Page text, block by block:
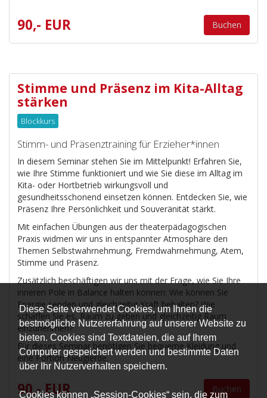
Diese Seite verwendet Cookies, um Ihnen die
bestmögliche Nutzererfahrung auf unserer Website zu
bieten. Cookies sind Textdateien, die auf Ihrem
Computer gespeichert werden und bestimmte Daten
über Ihr Nutzerverhalten speichern.
Cookies können „Session-Cookies“ sein, die zum
90,- EUR Buchen
Stimme und Präsenz im Kita-Alltag
stärken
Blockkurs
Stimm- und Präsenztraining für Erzieher*innen
In diesem Seminar stehen Sie im Mittelpunkt! Erfahren Sie,
wie Ihre Stimme funktioniert und wie Sie diese im Alltag im
Kita- oder Hortbetrieb wirkungsvoll und
gesundheitsschonend einsetzen können. Entdecken Sie, wie
Präsenz Ihre Persönlichkeit und Souveränität stärkt.
Mit einfachen Übungen aus der theaterpädagogischen
Praxis widmen wir uns in entspannter Atmosphäre den
Themen Selbstwahrnehmung, Fremdwahrnehmung, Atem,
Stimme und Präsenz.
Zusätzlich beschäftigen wir uns mit der Frage, wie Sie Ihre
inneren Pole in Balance halten können: Wie können Sie
Energie senden und gleichzeitig Kraft behalten? Wie
schaffen Sie es, Raum zu geben und gleichzeitig Raum
einzunehmen?
Für dieses Seminar benötigen Sie bequeme Kleidung und
eine Portion Neugierde.
90,- EUR Buchen